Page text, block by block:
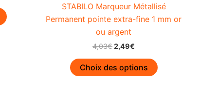
STABILO Marqueur Métallisé
Permanent pointe extra-fine 1 mm or
ou argent
4,03€Le
initial
était :
2,49€
actuel
est :
Choix des options
produit